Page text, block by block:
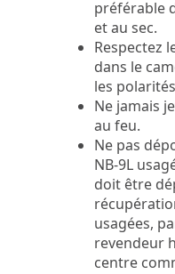
préférable
et au sec.
Respectez
dans le
les
Ne jamais
au feu.
Ne pas
NB-9L
doit être
usagées,
revendeur
centre